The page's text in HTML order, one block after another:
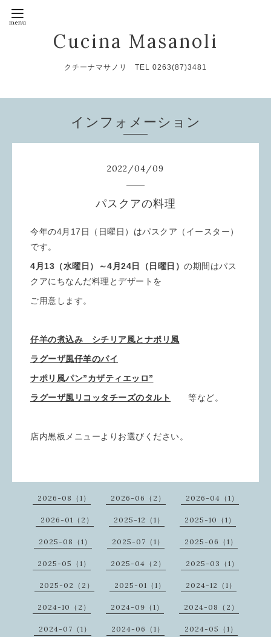
Cucina Masanoli
クチーナマサノリ TEL 0263(87)3481
インフォメーション
2022/04/09
パスクアの料理
今年の4月17日（日曜日）はパスクア（イースター）
です。
4月13（水曜日）～4月24日（日曜日） の期間はパス
クアにちなんだ料理とデザートを
ご用意します。
仔羊の煮込み シチリア風とナポリ風
ラグーザ風仔羊のパイ
ナポリ風パン”カザティエッロ”
ラグーザ風リコッタチーズのタルト
等など。
店内黒板メニューよりお選びください。
2026-08（1） 2026-06（2） 2026-04（1）
2026-01（2） 2025-12（1） 2025-10（1）
2025-08（1） 2025-07（1） 2025-06（1）
2025-05（1） 2025-04（2） 2025-03（1）
2025-02（2） 2025-01（1） 2024-12（1）
2024-10（2） 2024-09（1） 2024-08（2）
2024-07（1） 2024-06（1） 2024-05（1）